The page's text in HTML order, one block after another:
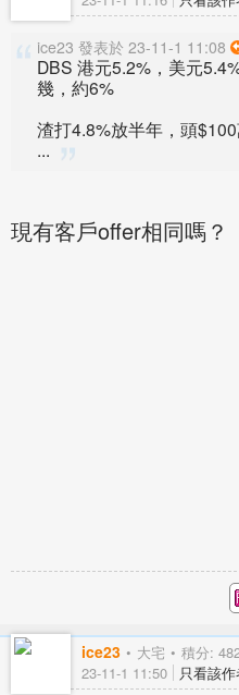
ice23 發表於 23-11-1 11:08
DBS 港元5.2%，美元
幾，約6%
渣打4.8%放半年，頭
...
現有客戶offer相同嗎？
ice23 大宅 積分:
23-11-1 11:50 只看該